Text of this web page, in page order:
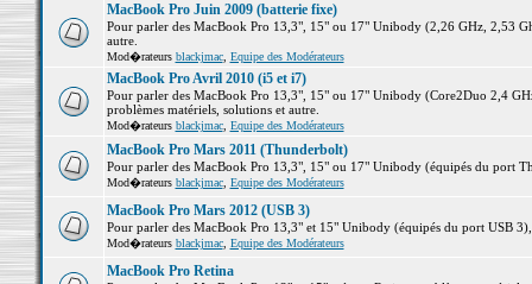
MacBook Pro Juin 2009 (batterie fixe)
Pour parler des MacBook Pro 13,3", 15" ou 17" Unibody (2,26 GHz, 2,53
autre.
Mod�rateurs blackjmac, Equipe des Modérateurs
MacBook Pro Avril 2010 (i5 et i7)
Pour parler des MacBook Pro 13,3", 15" ou 17" Unibody (Core2Duo 2,4
problèmes matériels, solutions et autre.
Mod�rateurs blackjmac, Equipe des Modérateurs
MacBook Pro Mars 2011 (Thunderbolt)
Pour parler des MacBook Pro 13,3", 15" ou 17" Unibody (équipés du port
Mod�rateurs blackjmac, Equipe des Modérateurs
MacBook Pro Mars 2012 (USB 3)
Pour parler des MacBook Pro 13,3" et 15" Unibody (équipés du port USB
Mod�rateurs blackjmac, Equipe des Modérateurs
MacBook Pro Retina